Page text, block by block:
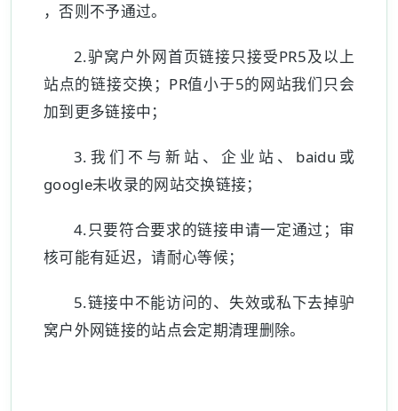
，否则不予通过。
2.驴窝户外网首页链接只接受PR5及以上
站点的链接交换；PR值小于5的网站我们只会
加到更多链接中；
3.我们不与新站、企业站、baidu或
google未收录的网站交换链接；
4.只要符合要求的链接申请一定通过；审
核可能有延迟，请耐心等候；
5.链接中不能访问的、失效或私下去掉驴
窝户外网链接的站点会定期清理删除。